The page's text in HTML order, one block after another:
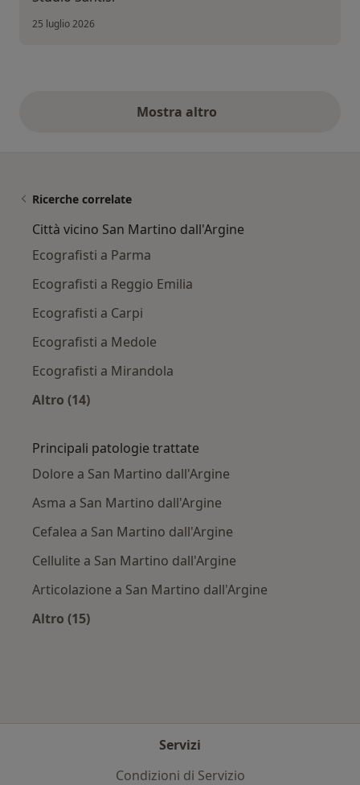
25 luglio 2026
Mostra altroopinioni di cui sopra
Ricerche correlate
Città vicino San Martino dall'Argine
Ecografisti a Parma
Ecografisti a Reggio Emilia
Ecografisti a Carpi
Ecografisti a Medole
Ecografisti a Mirandola
Altro (14)
Principali patologie trattate
Dolore a San Martino dall'Argine
Asma a San Martino dall'Argine
Cefalea a San Martino dall'Argine
Cellulite a San Martino dall'Argine
Articolazione a San Martino dall'Argine
Altro (15)
Servizi
Condizioni di Servizio